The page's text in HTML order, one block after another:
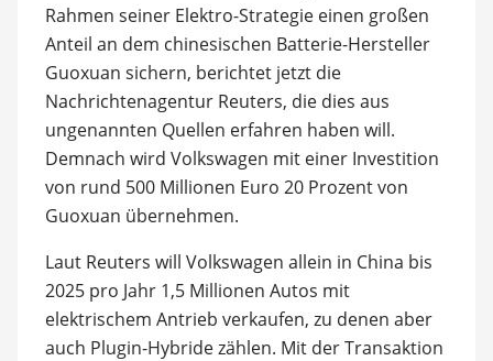
Rahmen seiner Elektro-Strategie einen großen
Anteil an dem chinesischen Batterie-Hersteller
Guoxuan sichern, berichtet jetzt die
Nachrichtenagentur Reuters, die dies aus
ungenannten Quellen erfahren haben will.
Demnach wird Volkswagen mit einer Investition
von rund 500 Millionen Euro 20 Prozent von
Guoxuan übernehmen.
Laut Reuters will Volkswagen allein in China bis
2025 pro Jahr 1,5 Millionen Autos mit
elektrischem Antrieb verkaufen, zu denen aber
auch Plugin-Hybride zählen. Mit der Transaktion